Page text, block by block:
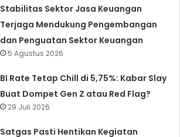
Stabilitas Sektor Jasa Keuangan
Terjaga Mendukung Pengembangan
dan Penguatan Sektor Keuangan
5 Agustus 2026
BI Rate Tetap Chill di 5,75%: Kabar Slay
Buat Dompet Gen Z atau Red Flag?
29 Juli 2026
Satgas Pasti Hentikan Kegiatan